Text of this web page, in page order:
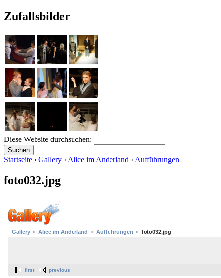
Zufallsbilder
Diese Website durchsuchen:
Startseite › Gallery › Alice im Anderland › Aufführungen
foto032.jpg
Gallery Alice im Anderland Aufführungen foto032.jpg
first previous